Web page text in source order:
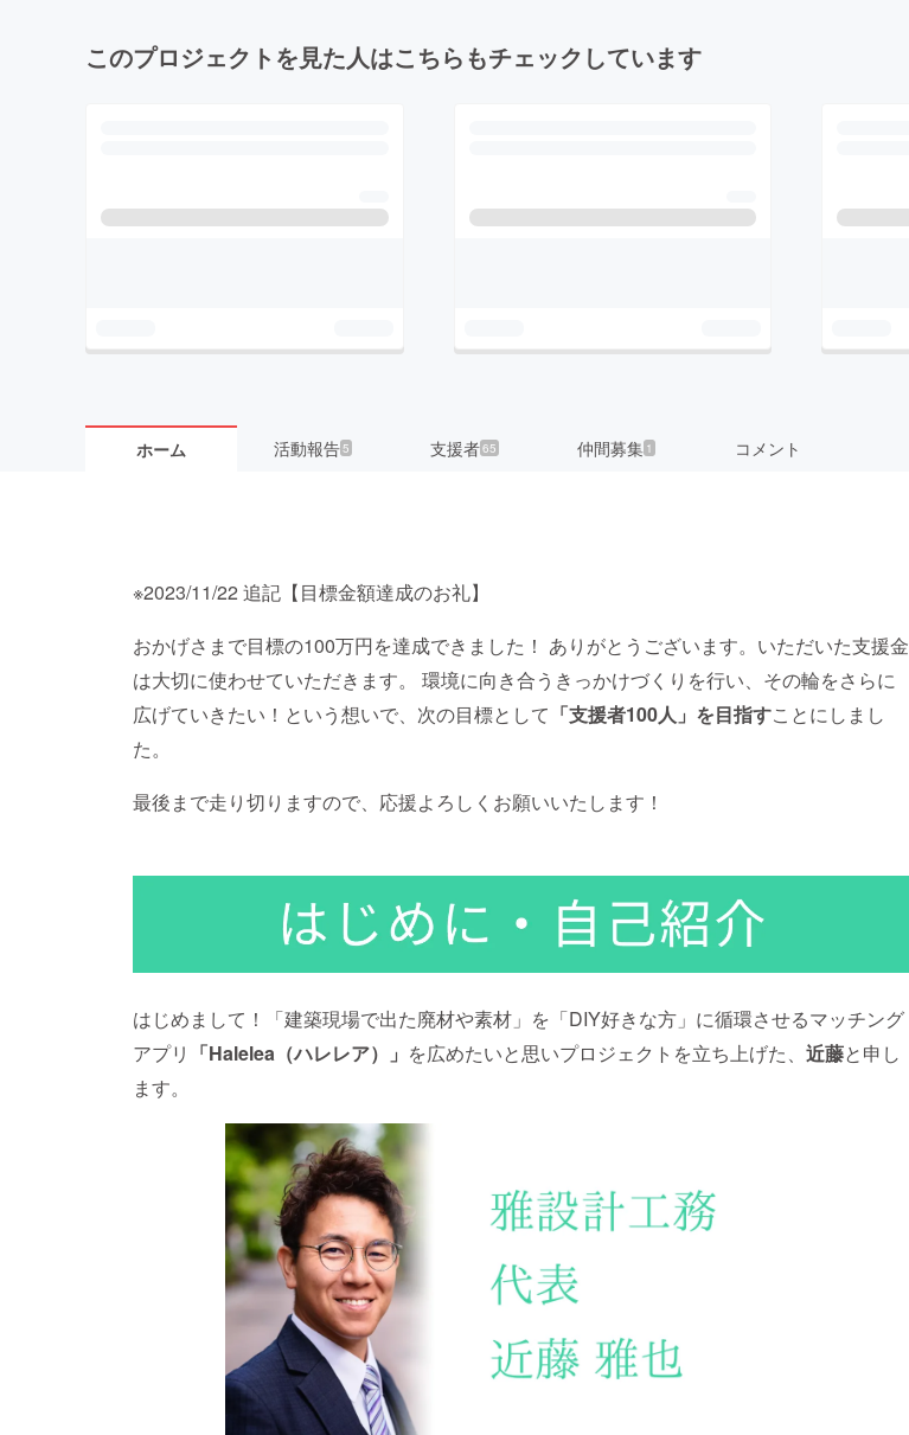
このプロジェクトを見た人はこちらもチェックしています
ホーム 活動報告5 支援者65 仲間募集 1 コメント
※2023/11/22 追記【目標金額達成のお礼】
おかげさまで目標の100万円を達成できました！ ありがとうございます。いただいた支援金
は大切に使わせていただきます。 環境に向き合うきっかけづくりを行い、その輪をさらに
広げていきたい！という想いで、次の目標として 「支援者100人」を目指すことにしまし
た。
最後まで走り切りますので、応援よろしくお願いいたします！
はじめまして！「建築現場で出た廃材や素材」を「DIY好きな方」に循環させるマッチング
アプリ 「Halelea（ハレレア）」 を広めたいと思いプロジェクトを立ち上げた、 近藤と申し
ます。